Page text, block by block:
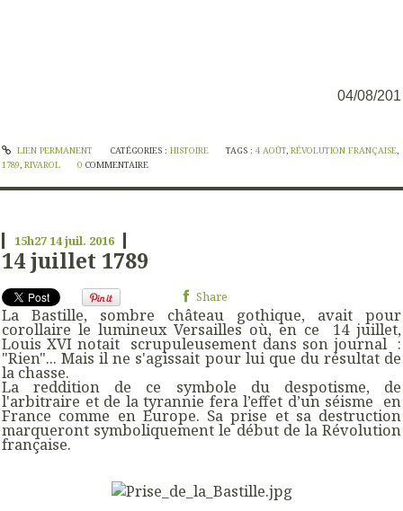
04/08/201
LIEN PERMANENT CATÉGORIES : HISTOIRE TAGS : 4 AOÛT, RÉVOLUTION FRANÇAISE,
1789, RIVAROL 0 COMMENTAIRE
15h2714juil. 2016
14 juillet 1789
Share
La Bastille, sombre château gothique, avait pour
corollaire le lumineux Versailles où, en ce 14 juillet,
Louis XVI notait scrupuleusement dans son journal :
"Rien"... Mais il ne s'agissait pour lui que du résultat de
la chasse.
La reddition de ce symbole du despotisme, de
l'arbitraire et de la tyrannie fera l’effet d’un séisme en
France comme en Europe. Sa prise et sa destruction
marqueront symboliquement le début de la Révolution
française.